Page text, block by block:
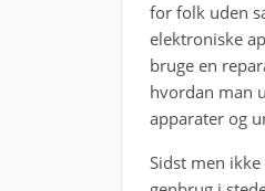
for folk uden
elektroniske
bruge en
hvordan man
apparater og
Sidst men